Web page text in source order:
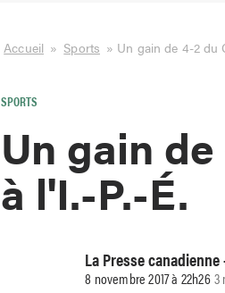
Accueil » Sports » Un gain de 4-2 du
SPORTS
Un gain
à l'I.-P.-É.
La Presse
8 novembre 2017 à 22h263